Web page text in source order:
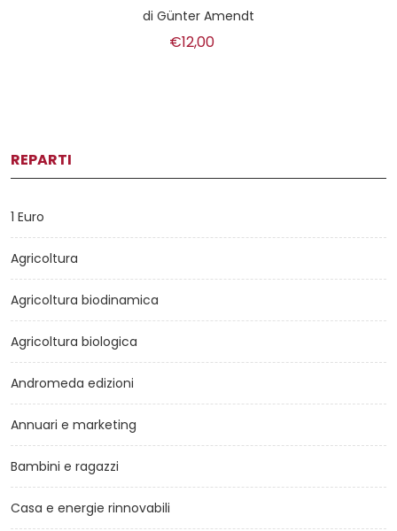
di Günter Amendt
€12,00
REPARTI
1 Euro
Agricoltura
Agricoltura biodinamica
Agricoltura biologica
Andromeda edizioni
Annuari e marketing
Bambini e ragazzi
Casa e energie rinnovabili